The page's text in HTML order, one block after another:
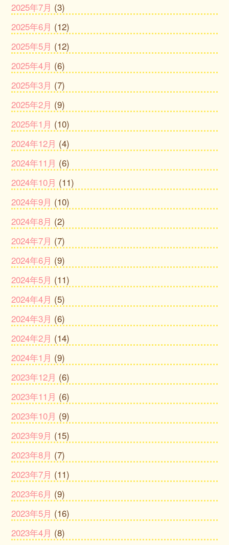
2025年7月 (3)
2025年6月 (12)
2025年5月 (12)
2025年4月 (6)
2025年3月 (7)
2025年2月 (9)
2025年1月 (10)
2024年12月 (4)
2024年11月 (6)
2024年10月 (11)
2024年9月 (10)
2024年8月 (2)
2024年7月 (7)
2024年6月 (9)
2024年5月 (11)
2024年4月 (5)
2024年3月 (6)
2024年2月 (14)
2024年1月 (9)
2023年12月 (6)
2023年11月 (6)
2023年10月 (9)
2023年9月 (15)
2023年8月 (7)
2023年7月 (11)
2023年6月 (9)
2023年5月 (16)
2023年4月 (8)